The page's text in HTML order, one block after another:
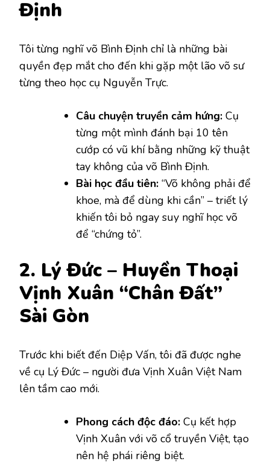
Định
Tôi từng nghĩ võ Bình Định chỉ là những bài
quyền đẹp mắt cho đến khi gặp một lão võ sư
từng theo học cụ Nguyễn Trực.
Câu chuyện truyền cảm hứng: Cụ
từng một mình đánh bại 10 tên
cướp có vũ khí bằng những kỹ thuật
tay không của võ Bình Định.
Bài học đầu tiên: “Võ không phải để
khoe, mà để dùng khi cần” – triết lý
khiến tôi bỏ ngay suy nghĩ học võ
để “chứng tỏ”.
2. Lý Đức – Huyền Thoại
Vịnh Xuân “Chân Đất”
Sài Gòn
Trước khi biết đến Diệp Vấn, tôi đã được nghe
về cụ Lý Đức – người đưa Vịnh Xuân Việt Nam
lên tầm cao mới.
Phong cách độc đáo: Cụ kết hợp
Vịnh Xuân với võ cổ truyền Việt, tạo
nên hệ phái riêng biệt.